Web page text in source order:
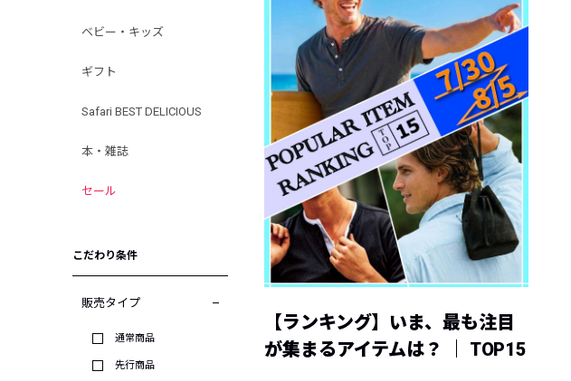
ベビー・キッズ
ギフト
Safari BEST DELICIOUS
本・雑誌
セール
こだわり条件
販売タイプ
通常商品
先行商品
【ランキング】いま、最も注目
が集まるアイテムは？ ｜ TOP15